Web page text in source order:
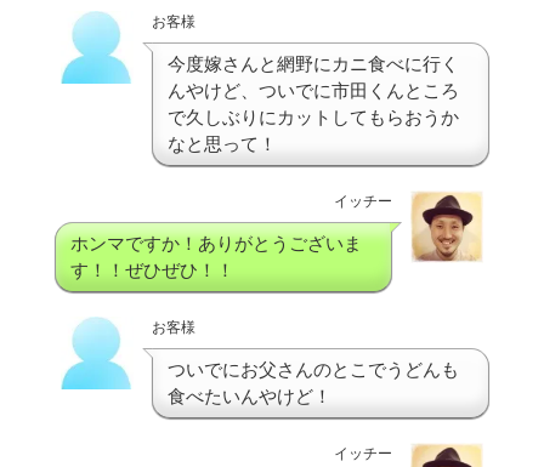
お客様
今度嫁さんと網野にカニ食べに行く
んやけど、ついでに市田くんところ
で久しぶりにカットしてもらおうか
なと思って！
イッチー
ホンマですか！ありがとうございま
す！！ぜひぜひ！！
お客様
ついでにお父さんのとこでうどんも
食べたいんやけど！
イッチー